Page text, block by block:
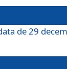
de 29